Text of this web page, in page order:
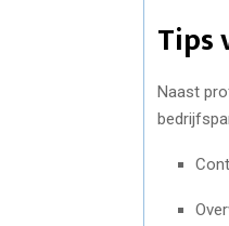
Tips
Naast